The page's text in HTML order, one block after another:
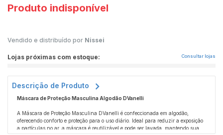
Produto indisponível
Vendido e distribuído por Nissei
Lojas próximas com estoque: Consultar lojas
Descrição de Produto
Máscara de Proteção Masculina Algodão DVanelli
A Máscara de Proteção Masculina DVanelli é confeccionada em algodão,
oferecendo conforto e proteção para o uso diário. Ideal para reduzir a exposição
a partículas no ar, a máscara é reutilizável e pode ser lavada, mantendo sua